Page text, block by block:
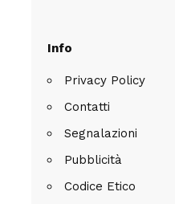
Info
Privacy Policy
Contatti
Segnalazioni
Pubblicità
Codice Etico